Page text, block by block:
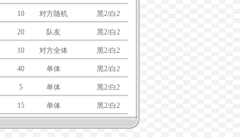
10 对方随机 黑2/白2
20 队友 黑2/白2
10 对方全体 黑2/白2
40 单体 黑2/白2
5 单体 黑2/白2
15 单体 黑2/白2